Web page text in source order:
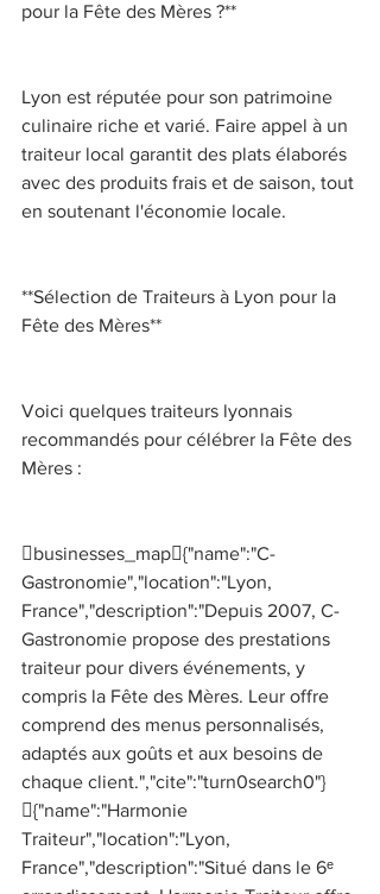
pour la Fête des Mères ?**
Lyon est réputée pour son patrimoine
culinaire riche et varié. Faire appel à un
traiteur local garantit des plats élaborés
avec des produits frais et de saison, tout
en soutenant l'économie locale.
**Sélection de Traiteurs à Lyon pour la
Fête des Mères**
Voici quelques traiteurs lyonnais
recommandés pour célébrer la Fête des
Mères :
businesses_map{"name":"C-
Gastronomie","location":"Lyon,
France","description":"Depuis 2007, C-
Gastronomie propose des prestations
traiteur pour divers événements, y
compris la Fête des Mères. Leur offre
comprend des menus personnalisés,
adaptés aux goûts et aux besoins de
chaque client.","cite":"turn0search0"}
{"name":"Harmonie
Traiteur","location":"Lyon,
France","description":"Situé dans le 6ᵉ